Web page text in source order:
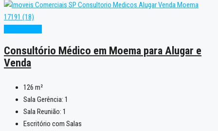
Consultório Médico em Moema para Alugar e
Venda
126 m²
Sala Gerência: 1
Sala Reunião: 1
Escritório com Salas